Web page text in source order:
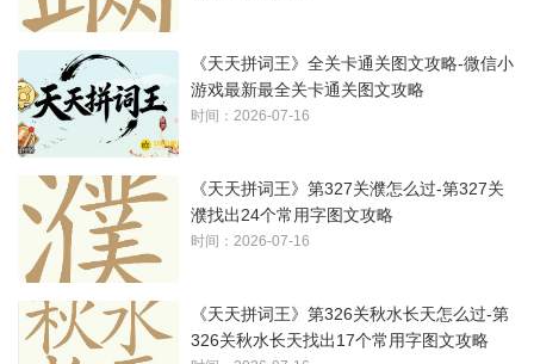
《天天拼词王》全关卡通关图文攻略-微信小
游戏最新最全关卡通关图文攻略
时间：2026-07-16
《天天拼词王》第327关濮怎么过-第327关
濮找出24个常用字图文攻略
时间：2026-07-16
《天天拼词王》第326关秋水长天怎么过-第
326关秋水长天找出17个常用字图文攻略